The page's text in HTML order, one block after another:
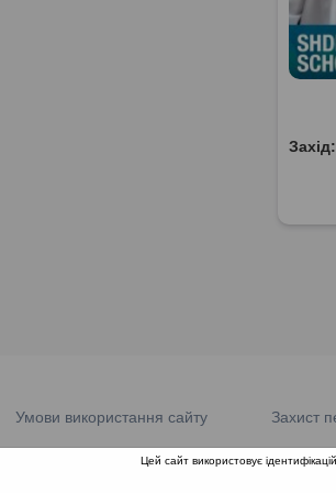
Захід:
Умови використання сайту Захист
Цей сайт використовує